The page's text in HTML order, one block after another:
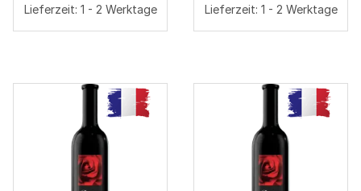
Lieferzeit: 1 - 2 Werktage
Lieferzeit: 1 - 2 Werktage